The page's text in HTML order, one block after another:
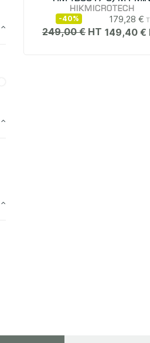
HIKMICROTECH
179,28 €
149,40 €
249,00 €
-40%